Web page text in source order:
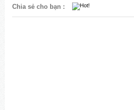
Chia sẻ cho bạn :